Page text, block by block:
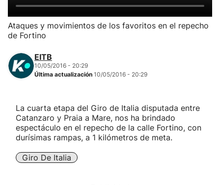
Kirolak 360
Atletismo
Más deportes
Ataques y movimientos de los favoritos en el repecho
de Fortino
EITB
10/05/2016 - 20:29
Última actualización 10/05/2016 - 20:29
La cuarta etapa del Giro de Italia disputada entre
Catanzaro y Praia a Mare, nos ha brindado
espectáculo en el repecho de la calle Fortino, con
durísimas rampas, a 1 kilómetros de meta.
Giro De Italia